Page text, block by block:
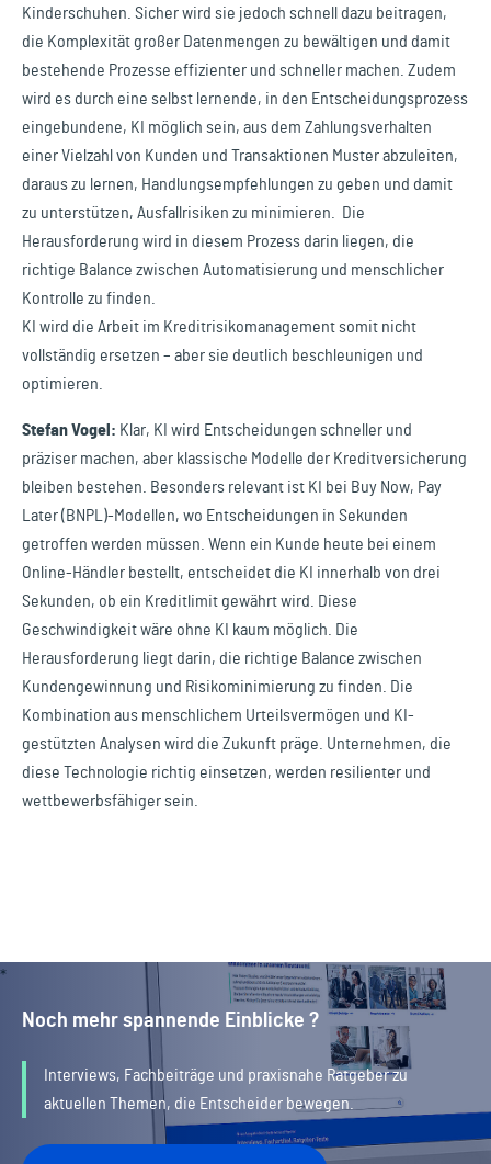
Kinderschuhen. Sicher wird sie jedoch schnell dazu beitragen,
die Komplexität großer Datenmengen zu bewältigen und damit
bestehende Prozesse effizienter und schneller machen. Zudem
wird es durch eine selbst lernende, in den Entscheidungsprozess
eingebundene, KI möglich sein, aus dem Zahlungsverhalten
einer Vielzahl von Kunden und Transaktionen Muster abzuleiten,
daraus zu lernen, Handlungsempfehlungen zu geben und damit
zu unterstützen, Ausfallrisiken zu minimieren. Die
Herausforderung wird in diesem Prozess darin liegen, die
richtige Balance zwischen Automatisierung und menschlicher
Kontrolle zu finden.
KI wird die Arbeit im Kreditrisikomanagement somit nicht
vollständig ersetzen – aber sie deutlich beschleunigen und
optimieren.
Stefan Vogel: Klar, KI wird Entscheidungen schneller und
präziser machen, aber klassische Modelle der Kreditversicherung
bleiben bestehen. Besonders relevant ist KI bei Buy Now, Pay
Later (BNPL)-Modellen, wo Entscheidungen in Sekunden
getroffen werden müssen. Wenn ein Kunde heute bei einem
Online-Händler bestellt, entscheidet die KI innerhalb von drei
Sekunden, ob ein Kreditlimit gewährt wird. Diese
Geschwindigkeit wäre ohne KI kaum möglich. Die
Herausforderung liegt darin, die richtige Balance zwischen
Kundengewinnung und Risikominimierung zu finden. Die
Kombination aus menschlichem Urteilsvermögen und KI-
gestützten Analysen wird die Zukunft präge. Unternehmen, die
diese Technologie richtig einsetzen, werden resilienter und
wettbewerbsfähiger sein.
Noch mehr spannende Einblicke ?
Interviews, Fachbeiträge und praxisnahe Ratgeber zu
aktuellen Themen, die Entscheider bewegen.